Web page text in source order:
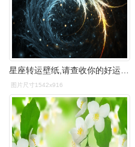
图片尺寸1542x916